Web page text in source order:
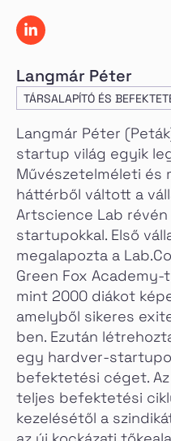
Langmár Péter
TÁRSALAPÍTÓ ÉS
Langmár Péter
startup világ egyik
Művészetelméleti és
háttérből váltott a
Artscience Lab
startupokkal. Első
megalapozta a
Green Fox
mint 2000 diákot
amelyből sikeres
ben. Ezután
egy hardver-
befektetési céget. Az
teljes befektetési
kezelésétől a